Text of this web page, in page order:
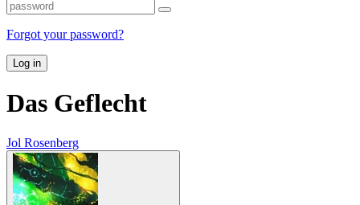
Forgot your password?
Log in
Das Geflecht
Jol Rosenberg